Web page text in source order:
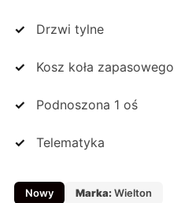
Drzwi tylne
Kosz koła zapasowego
Podnoszona 1 oś
Telematyka
Nowy Marka:Wielton